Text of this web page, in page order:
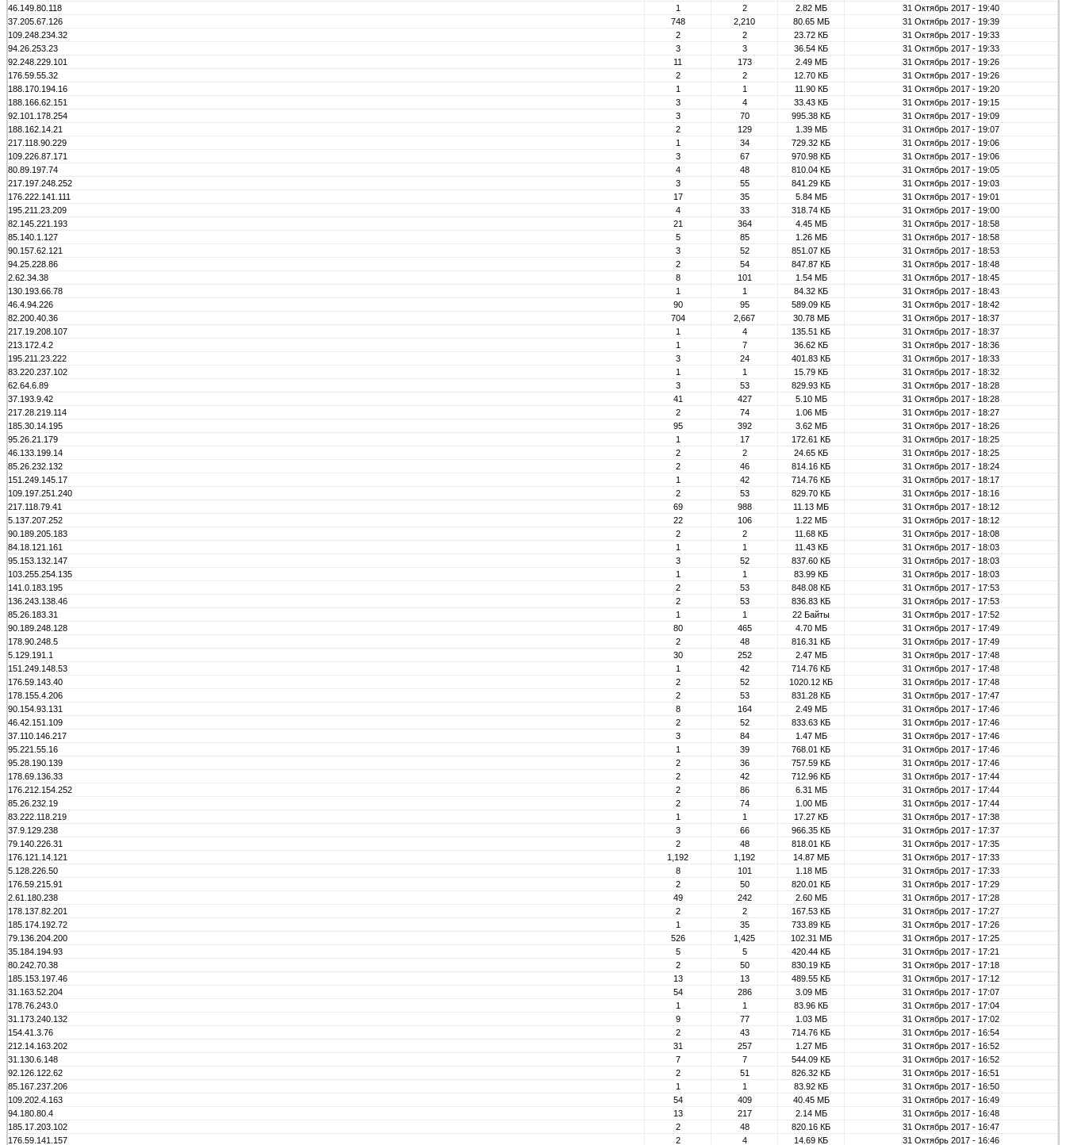
46.149.80.118
1 2 2.82 МБ
31 Октябрь 2017 - 19:40
37.205.67.126
748 2,210 80.65 МБ
31 Октябрь 2017 - 19:39
109.248.234.32
2 2 23.72 КБ
31 Октябрь 2017 - 19:33
94.26.253.23
3 3 36.54 КБ
31 Октябрь 2017 - 19:33
92.248.229.101
11 173 2.49 МБ
31 Октябрь 2017 - 19:26
176.59.55.32
2 2 12.70 КБ
31 Октябрь 2017 - 19:26
188.170.194.16
1 1 11.90 КБ
31 Октябрь 2017 - 19:20
188.166.62.151
3 4 33.43 КБ
31 Октябрь 2017 - 19:15
92.101.178.254
3 70 995.38 КБ
31 Октябрь 2017 - 19:09
188.162.14.21
2 129 1.39 МБ
31 Октябрь 2017 - 19:07
217.118.90.229
1 34 729.32 КБ
31 Октябрь 2017 - 19:06
109.226.87.171
3 67 970.98 КБ
31 Октябрь 2017 - 19:06
80.89.197.74
4 48 810.04 КБ
31 Октябрь 2017 - 19:05
217.197.248.252
3 55 841.29 КБ
31 Октябрь 2017 - 19:03
176.222.141.111
17 35 5.84 МБ
31 Октябрь 2017 - 19:01
195.211.23.209
4 33 318.74 КБ
31 Октябрь 2017 - 19:00
82.145.221.193
21 364 4.45 МБ
31 Октябрь 2017 - 18:58
85.140.1.127
5 85 1.26 МБ
31 Октябрь 2017 - 18:58
90.157.62.121
3 52 851.07 КБ
31 Октябрь 2017 - 18:53
94.25.228.86
2 54 847.87 КБ
31 Октябрь 2017 - 18:48
2.62.34.38
8 101 1.54 МБ
31 Октябрь 2017 - 18:45
130.193.66.78
1 1 84.32 КБ
31 Октябрь 2017 - 18:43
46.4.94.226
90 95 589.09 КБ
31 Октябрь 2017 - 18:42
82.200.40.36
704 2,667 30.78 МБ
31 Октябрь 2017 - 18:37
217.19.208.107
1 4 135.51 КБ
31 Октябрь 2017 - 18:37
213.172.4.2
1 7 36.62 КБ
31 Октябрь 2017 - 18:36
195.211.23.222
3 24 401.83 КБ
31 Октябрь 2017 - 18:33
83.220.237.102
1 1 15.79 КБ
31 Октябрь 2017 - 18:32
62.64.6.89
3 53 829.93 КБ
31 Октябрь 2017 - 18:28
37.193.9.42
41 427 5.10 МБ
31 Октябрь 2017 - 18:28
217.28.219.114
2 74 1.06 МБ
31 Октябрь 2017 - 18:27
185.30.14.195
95 392 3.62 МБ
31 Октябрь 2017 - 18:26
95.26.21.179
1 17 172.61 КБ
31 Октябрь 2017 - 18:25
46.133.199.14
2 2 24.65 КБ
31 Октябрь 2017 - 18:25
85.26.232.132
2 46 814.16 КБ
31 Октябрь 2017 - 18:24
151.249.145.17
1 42 714.76 КБ
31 Октябрь 2017 - 18:17
109.197.251.240
2 53 829.70 КБ
31 Октябрь 2017 - 18:16
217.118.79.41
69 988 11.13 МБ
31 Октябрь 2017 - 18:12
5.137.207.252
22 106 1.22 МБ
31 Октябрь 2017 - 18:12
90.189.205.183
2 2 11.68 КБ
31 Октябрь 2017 - 18:08
84.18.121.161
1 1 11.43 КБ
31 Октябрь 2017 - 18:03
95.153.132.147
3 52 837.60 КБ
31 Октябрь 2017 - 18:03
103.255.254.135
1 1 83.99 КБ
31 Октябрь 2017 - 18:03
141.0.183.195
2 53 848.08 КБ
31 Октябрь 2017 - 17:53
136.243.138.46
2 53 836.83 КБ
31 Октябрь 2017 - 17:53
85.26.183.31
1 1 22 Байты
31 Октябрь 2017 - 17:52
90.189.248.128
80 465 4.70 МБ
31 Октябрь 2017 - 17:49
178.90.248.5
2 48 816.31 КБ
31 Октябрь 2017 - 17:49
5.129.191.1
30 252 2.47 МБ
31 Октябрь 2017 - 17:48
151.249.148.53
1 42 714.76 КБ
31 Октябрь 2017 - 17:48
176.59.143.40
2 52 1020.12 КБ
31 Октябрь 2017 - 17:48
178.155.4.206
2 53 831.28 КБ
31 Октябрь 2017 - 17:47
90.154.93.131
8 164 2.49 МБ
31 Октябрь 2017 - 17:46
46.42.151.109
2 52 833.63 КБ
31 Октябрь 2017 - 17:46
37.110.146.217
3 84 1.47 МБ
31 Октябрь 2017 - 17:46
95.221.55.16
1 39 768.01 КБ
31 Октябрь 2017 - 17:46
95.28.190.139
2 36 757.59 КБ
31 Октябрь 2017 - 17:46
178.69.136.33
2 42 712.96 КБ
31 Октябрь 2017 - 17:44
176.212.154.252
2 86 6.31 МБ
31 Октябрь 2017 - 17:44
85.26.232.19
2 74 1.00 МБ
31 Октябрь 2017 - 17:44
83.222.118.219
1 1 17.27 КБ
31 Октябрь 2017 - 17:38
37.9.129.238
3 66 966.35 КБ
31 Октябрь 2017 - 17:37
79.140.226.31
2 48 818.01 КБ
31 Октябрь 2017 - 17:35
176.121.14.121
1,192 1,192 14.87 МБ
31 Октябрь 2017 - 17:33
5.128.226.50
8 101 1.18 МБ
31 Октябрь 2017 - 17:33
176.59.215.91
2 50 820.01 КБ
31 Октябрь 2017 - 17:29
2.61.180.238
49 242 2.60 МБ
31 Октябрь 2017 - 17:28
178.137.82.201
2 2 167.53 КБ
31 Октябрь 2017 - 17:27
185.174.192.72
1 35 733.89 КБ
31 Октябрь 2017 - 17:26
79.136.204.200
526 1,425 102.31 МБ
31 Октябрь 2017 - 17:25
35.184.194.93
5 5 420.44 КБ
31 Октябрь 2017 - 17:21
80.242.70.38
2 50 830.19 КБ
31 Октябрь 2017 - 17:18
185.153.197.46
13 13 489.55 КБ
31 Октябрь 2017 - 17:12
31.163.52.204
54 286 3.09 МБ
31 Октябрь 2017 - 17:07
178.76.243.0
1 1 83.96 КБ
31 Октябрь 2017 - 17:04
31.173.240.132
9 77 1.03 МБ
31 Октябрь 2017 - 17:02
154.41.3.76
2 43 714.76 КБ
31 Октябрь 2017 - 16:54
212.14.163.202
31 257 1.27 МБ
31 Октябрь 2017 - 16:52
31.130.6.148
7 7 544.09 КБ
31 Октябрь 2017 - 16:52
92.126.122.62
2 51 826.32 КБ
31 Октябрь 2017 - 16:51
85.167.237.206
1 1 83.92 КБ
31 Октябрь 2017 - 16:50
109.202.4.163
54 409 40.45 МБ
31 Октябрь 2017 - 16:49
94.180.80.4
13 217 2.14 МБ
31 Октябрь 2017 - 16:48
185.17.203.102
2 48 820.16 КБ
31 Октябрь 2017 - 16:47
176.59.141.157
2 4 14.69 КБ 31 Октябрь 2017 - 16:46